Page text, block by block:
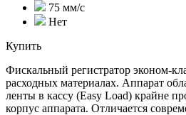
75 мм/с
Нет
Купить
Фискальный регистратор эконом-
расходных материалах. Аппарат
ленты в кассу (Easy Load) крайне
корпус аппарата. Отличается